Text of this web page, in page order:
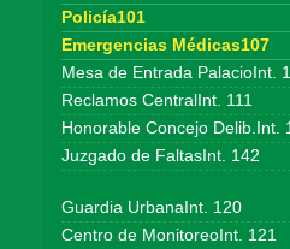
Policía101
Emergencias Médicas107
Mesa de Entrada PalacioInt.
Reclamos CentralInt. 111
Honorable Concejo Delib.Int.
Juzgado de FaltasInt. 142
Guardia UrbanaInt. 120
Centro de MonitoreoInt. 121